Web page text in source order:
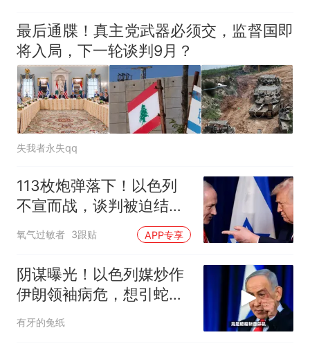
最后通牒！真主党武器必须交，监督国即
将入局，下一轮谈判9月？
失我者永失qq
113枚炮弹落下！以色列
不宣而战，谈判被迫结
束，美或打错算盘了
氧气过敏者 3跟贴 APP专享
阴谋曝光！以色列媒炒作
伊朗领袖病危，想引蛇出
洞企图实施斩首？
有牙的兔纸